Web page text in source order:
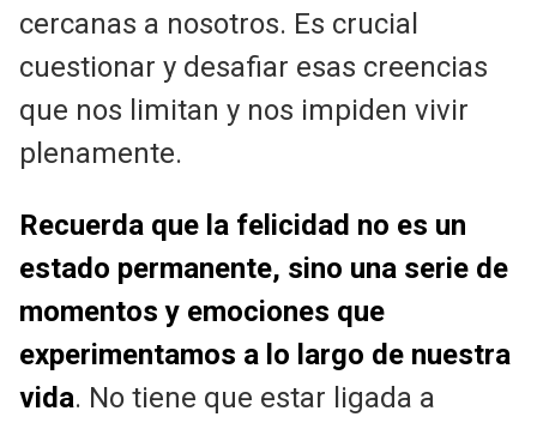
cercanas a nosotros. Es crucial
cuestionar y desafiar esas creencias
que nos limitan y nos impiden vivir
plenamente.
Recuerda que la felicidad no es un
estado permanente, sino una serie de
momentos y emociones que
experimentamos a lo largo de nuestra
vida. No tiene que estar ligada a